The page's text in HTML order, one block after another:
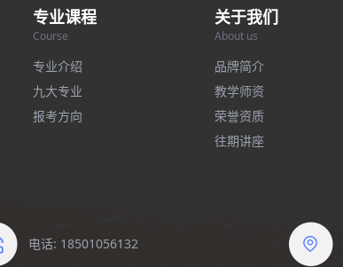
专业课程
Course
专业介绍
九大专业
报考方向
关于我们
About us
品牌简介
教学师资
荣誉资质
往期讲座
电话: 18501056132